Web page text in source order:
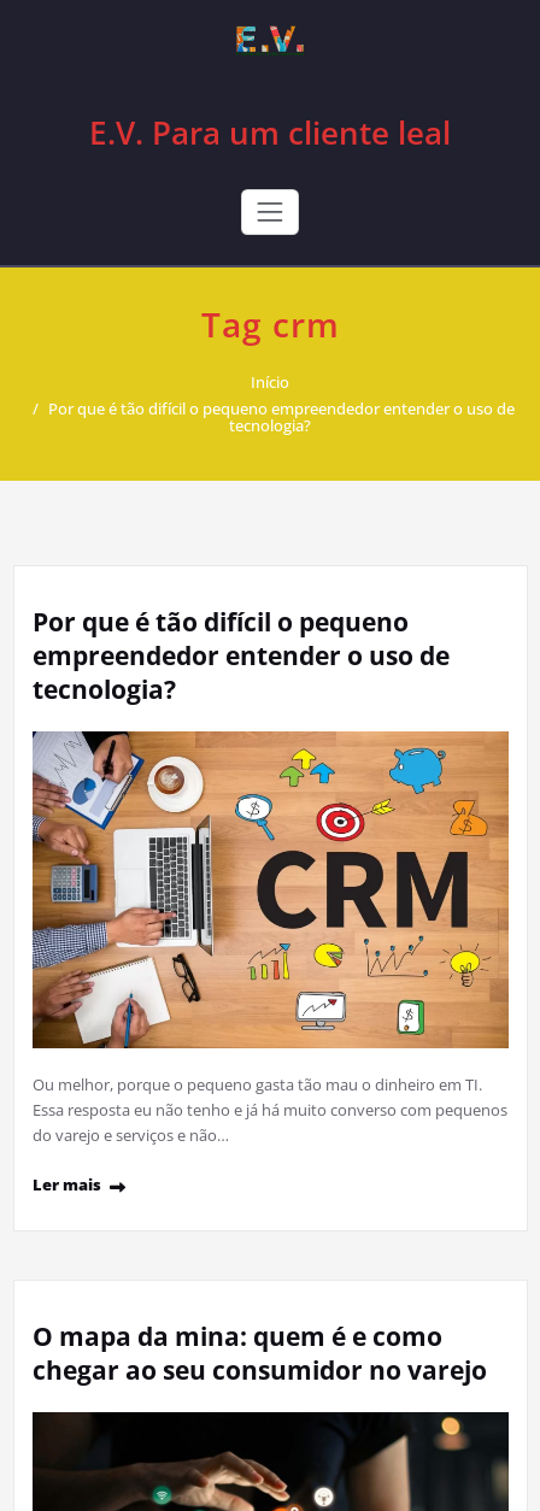
E.V. Para um cliente leal
Tag crm
Início
Por que é tão difícil o pequeno empreendedor entender o uso de
tecnologia?
Por que é tão difícil o pequeno
empreendedor entender o uso de
tecnologia?
Ou melhor, porque o pequeno gasta tão mau o dinheiro em TI.
Essa resposta eu não tenho e já há muito converso com pequenos
do varejo e serviços e não…
Ler mais
O mapa da mina: quem é e como
chegar ao seu consumidor no varejo